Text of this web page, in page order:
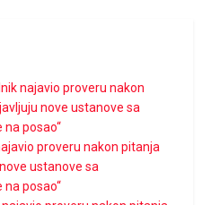
najavio proveru nakon
nove ustanove sa
posao“
proveru nakon pitanja
ustanove sa
posao“